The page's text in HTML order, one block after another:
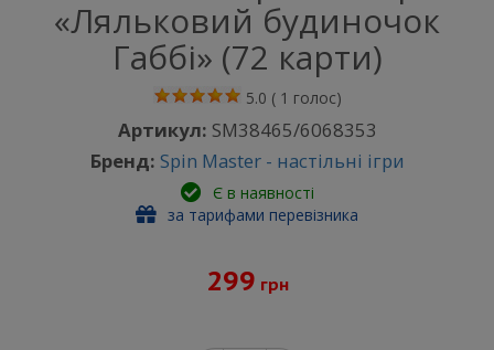
«Ляльковий будиночок
Габбі» (72 карти)
5.0 ( 1 голос)
Артикул: SM38465/6068353
Бренд: Spin Master - настільні ігри
Є в наявності
за тарифами перевізника
299 грн